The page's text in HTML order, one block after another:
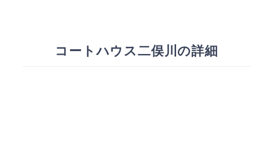
コートハウス二俣川の詳細